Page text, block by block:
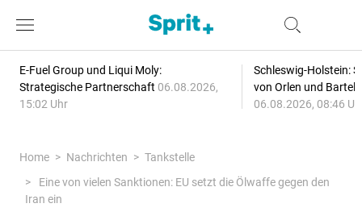
E-Fuel Group und Liqui Moly:
Strategische Partnerschaft 06.08.2026,
15:02 Uhr
Schleswig-Holstein:
von Orlen und
06.08.2026, 08:46
Home Nachrichten
Tankstelle
Eine von vielen Sanktionen: EU setzt die Ölwaffe gegen den
Iran ein